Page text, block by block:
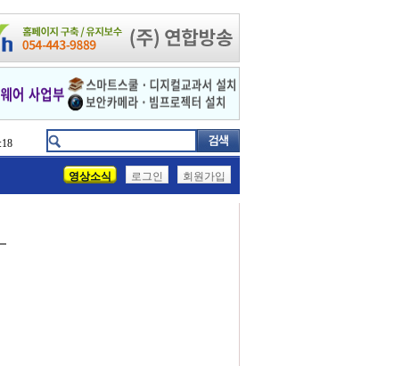
영상소식 로그인 회원가입